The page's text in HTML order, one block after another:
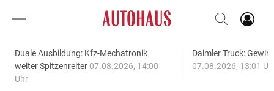
Duale Ausbildung: Kfz-Mechatronik
weiter Spitzenreiter 07.08.2026, 14:00
Uhr
Daimler Truck:
07.08.2026, 13:01